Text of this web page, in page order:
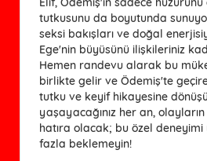
tutkusunu da boyutunda
seksi bakışları ve doğal
Ege'nin büyüsünü ilişkileriniz
Hemen randevu alarak bu
birlikte gelir ve Ödemiş'te
tutku ve keyif hikayesine
yaşayacağınız her an,
hatıra olacak; bu özel
fazla beklemeyin!